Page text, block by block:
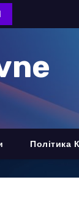
Політика